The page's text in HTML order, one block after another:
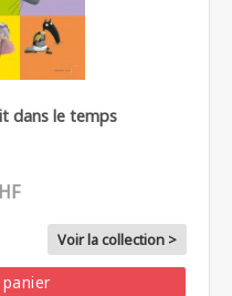
dans le temps
Voir la collection >